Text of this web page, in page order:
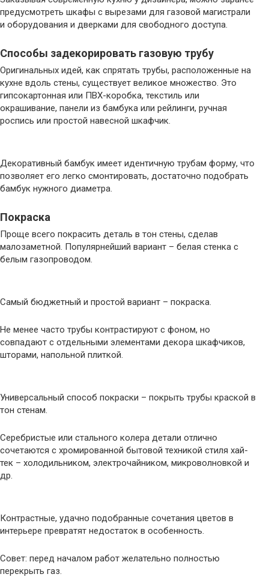
предусмотреть шкафы с вырезами для газовой магистрали
и оборудования и дверками для свободного доступа.
Способы задекорировать газовую трубу
Оригинальных идей, как спрятать трубы, расположенные на
кухне вдоль стены, существует великое множество. Это
гипсокартонная или ПВХ-коробка, текстиль или
окрашивание, панели из бамбука или рейлинги, ручная
роспись или простой навесной шкафчик.
Декоративный бамбук имеет идентичную трубам форму, что
позволяет его легко смонтировать, достаточно подобрать
бамбук нужного диаметра.
Покраска
Проще всего покрасить деталь в тон стены, сделав
малозаметной. Популярнейший вариант – белая стенка с
белым газопроводом.
Самый бюджетный и простой вариант – покраска.
Не менее часто трубы контрастируют с фоном, но
совпадают с отдельными элементами декора шкафчиков,
шторами, напольной плиткой.
Универсальный способ покраски – покрыть трубы краской в
тон стенам.
Серебристые или стального колера детали отлично
сочетаются с хромированной бытовой техникой стиля хай-
тек – холодильником, электрочайником, микроволновкой и
др.
Контрастные, удачно подобранные сочетания цветов в
интерьере превратят недостаток в особенность.
Совет: перед началом работ желательно полностью
перекрыть газ.